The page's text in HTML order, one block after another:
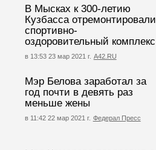
В Мысках к 300-летию
Кузбасса отремонтировали
спортивно-
оздоровительный комплекс
в 13:53 23 мар 2021 г. А42.RU
Мэр Белова заработал за
год почти в девять раз
меньше жены
в 11:42 22 мар 2021 г. Федерал Пресс